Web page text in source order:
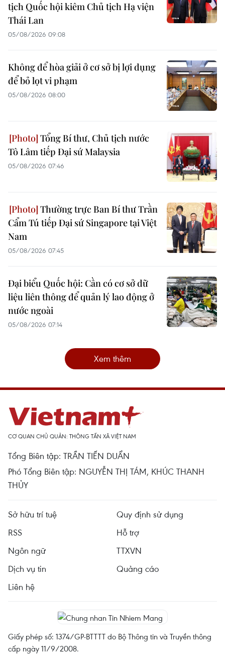
tịch Quốc hội kiêm Chủ tịch Hạ viện
Thái Lan
05/08/2026 09:08
Không để hòa giải ở cơ sở bị lợi dụng
để bỏ lọt vi phạm
05/08/2026 08:00
Tổng Bí thư, Chủ tịch nước
Tô Lâm tiếp Đại sứ Malaysia
05/08/2026 07:46
Thường trực Ban Bí thư Trần
Cẩm Tú tiếp Đại sứ Singapore tại Việt
Nam
05/08/2026 07:45
Đại biểu Quốc hội: Cần có cơ sở dữ
liệu liên thông để quản lý lao động ở
nước ngoài
05/08/2026 07:14
Xem thêm
CƠ QUAN CHỦ QUẢN: THÔNG TẤN XÃ VIỆT NAM
Tổng Biên tập: TRẦN TIẾN DUẨN
Phó Tổng Biên tập: NGUYỄN THỊ TÁM, KHÚC THANH
THỦY
Sở hữu trí tuệ
Quy định sử dụng
RSS
Hỗ trợ
Ngôn ngữ
TTXVN
Dịch vụ tin
Quảng cáo
Liên hệ
Giấy phép số: 1374/GP-BTTTT do Bộ Thông tin và Truyền thông
cấp ngày 11/9/2008.